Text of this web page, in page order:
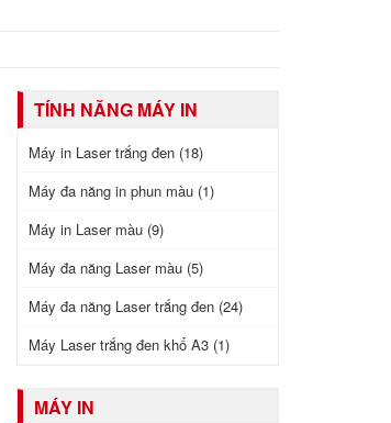
TÍNH NĂNG MÁY IN
Máy in Laser trắng đen (18)
Máy đa năng in phun màu (1)
Máy in Laser màu (9)
Máy đa năng Laser màu (5)
Máy đa năng Laser trắng đen (24)
Máy Laser trắng đen khổ A3 (1)
MÁY IN